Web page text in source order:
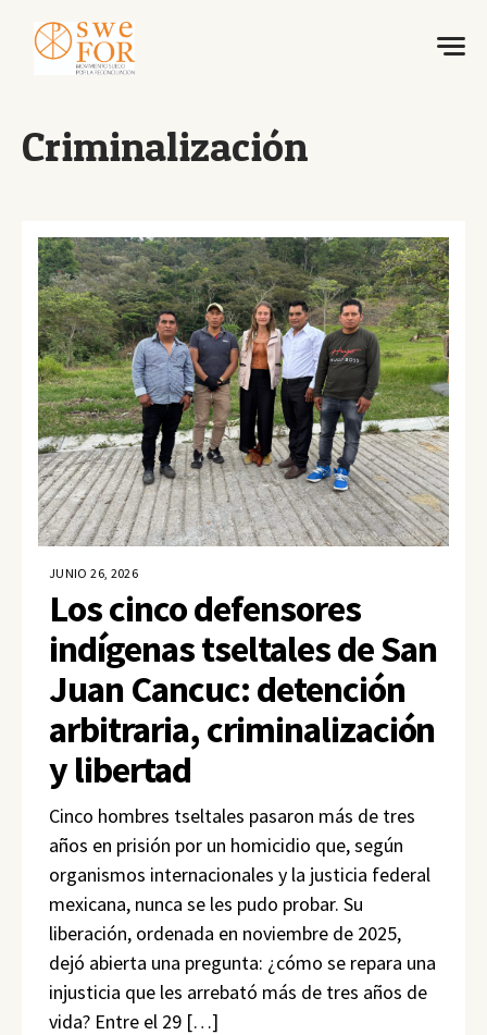
Criminalización
JUNIO 26, 2026
Los cinco defensores
indígenas tseltales de San
Juan Cancuc: detención
arbitraria, criminalización
y libertad
Cinco hombres tseltales pasaron más de tres
años en prisión por un homicidio que, según
organismos internacionales y la justicia federal
mexicana, nunca se les pudo probar. Su
liberación, ordenada en noviembre de 2025,
dejó abierta una pregunta: ¿cómo se repara una
injusticia que les arrebató más de tres años de
vida? Entre el 29 […]